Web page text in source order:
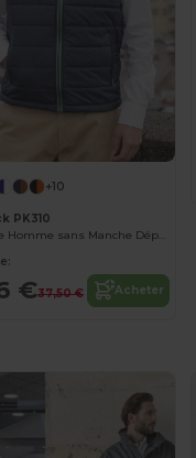
+10
PK310
Doudoune Homme sans Manche Déperlant & Coupe-Vent
€37,50 € Acheter